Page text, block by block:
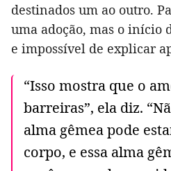
destinados um ao outro.
uma adoção, mas o início
e impossível de explicar
“Isso mostra que o
barreiras”, ela diz.
alma gêmea pode
corpo, e essa alma